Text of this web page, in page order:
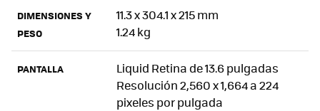
DIMENSIONES Y
PESO
11.3 x 304.1 x 215 mm
1.24 kg
PANTALLA
Liquid Retina de 13.6 pulgadas
Resolución 2,560 x 1,664 a 224
pixeles por pulgada